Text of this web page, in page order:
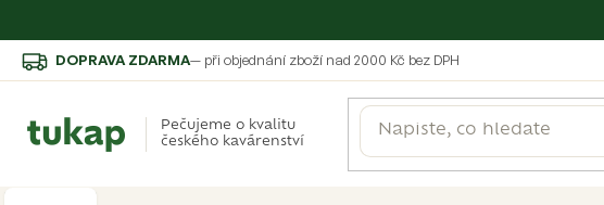
Přejít
na
DOPRAVA ZDARMA— při objednání zboží nad 2000 Kč bez DPH
Pečujeme o kvalitu
českého kavárenství